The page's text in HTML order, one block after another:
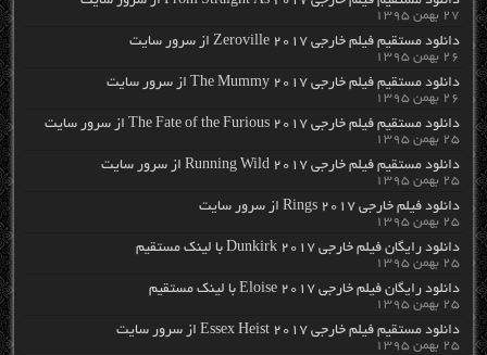
۲۷ بهمن ۱۳۹۵
دانلود مستقیم فیلم خارجی Zeroville 2017 از سرور سایت
۲۶ بهمن ۱۳۹۵
دانلود مستقیم فیلم خارجی The Mummy 2017 از سرور سایت
۲۶ بهمن ۱۳۹۵
دانلود مستقیم فیلم خارجی The Fate of the Furious 2017 از سرور سایت
۲۵ بهمن ۱۳۹۵
دانلود مستقیم فیلم خارجی Running Wild 2017 از سرور سایت
۲۵ بهمن ۱۳۹۵
دانلود فیلم خارجی Rings 2017 از سرور سایت
۲۵ بهمن ۱۳۹۵
دانلود رایگان فیلم خارجی Dunkirk 2017 با لینک مستقیم
۲۵ بهمن ۱۳۹۵
دانلود رایگان فیلم خارجی Eloise 2017 با لینک مستقیم
۲۵ بهمن ۱۳۹۵
دانلود مستقیم فیلم خارجی Essex Heist 2017 از سرور سایت
۲۵ بهمن ۱۳۹۵